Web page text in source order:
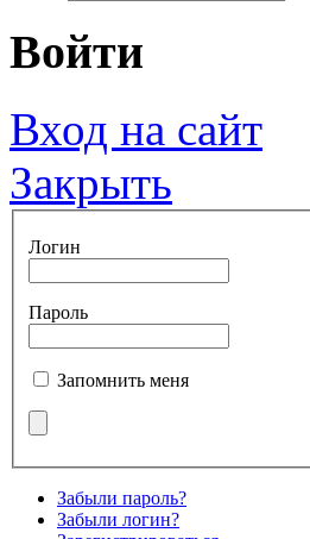
Войти
Вход на сайт
Закрыть
Логин
Пароль
Запомнить меня
Забыли пароль?
Забыли логин?